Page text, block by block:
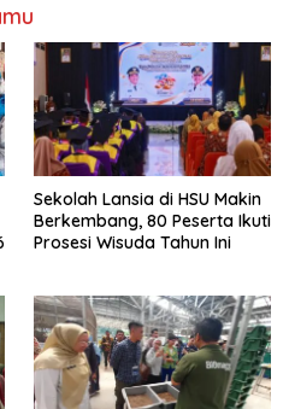
Sekolah Lansia di HSU Makin
Berkembang, 80 Peserta Ikuti
Prosesi Wisuda Tahun Ini